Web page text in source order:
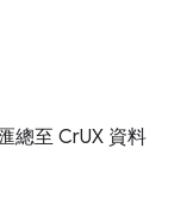
總至 CrUX 資料